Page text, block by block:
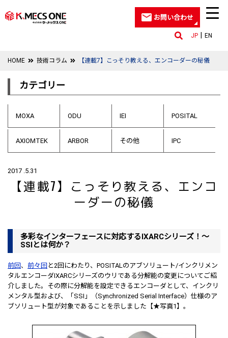
JP EN
お問い合わせ
HOME 技術コラム 【連載7】こっそり教える、エンコーダーの秘儀
2017 .5.31
【連載7】こっそり教える、エンコ
ーダーの秘儀
多彩なインターフェースに対応するIXARCシリーズ！～
SSIとは何か？
前回 、 前々回 と2回にわたり、POSITALのアブソリュート/インクリメン
タルエンコーダIXARCシリーズのウリである分解能の変更についてご紹
介しました。その際に分解能を設定できるエンコーダとして、インクリ
メンタル型および、「SSI」（Synchronized Serial Interface）仕様のア
ブソリュート型が対象であることを示しました【★写真1】。
カテゴリー
MOXA ODU IEI POSITAL
AXIOMTEK ARBOR その他 IPC